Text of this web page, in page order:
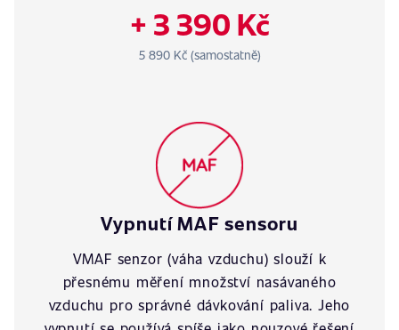
+ 3 390 Kč
5 890 Kč (samostatně)
Vypnutí MAF sensoru
VMAF senzor (váha vzduchu) slouží k
přesnému měření množství nasávaného
vzduchu pro správné dávkování paliva. Jeho